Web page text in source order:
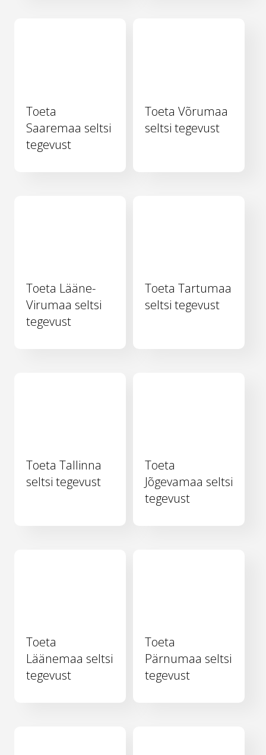
Toeta
Saaremaa seltsi
tegevust
Toeta Võrumaa
seltsi tegevust
Toeta Lääne-
Virumaa seltsi
tegevust
Toeta Tartumaa
seltsi tegevust
Toeta Tallinna
seltsi tegevust
Toeta
Jõgevamaa seltsi
tegevust
Toeta
Läänemaa seltsi
tegevust
Toeta
Pärnumaa seltsi
tegevust